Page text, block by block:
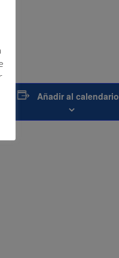
Añadir al calendario